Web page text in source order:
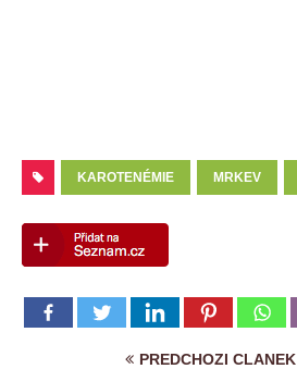
KAROTENÉMIE MRKEV
PREDCHOZI CLANEK